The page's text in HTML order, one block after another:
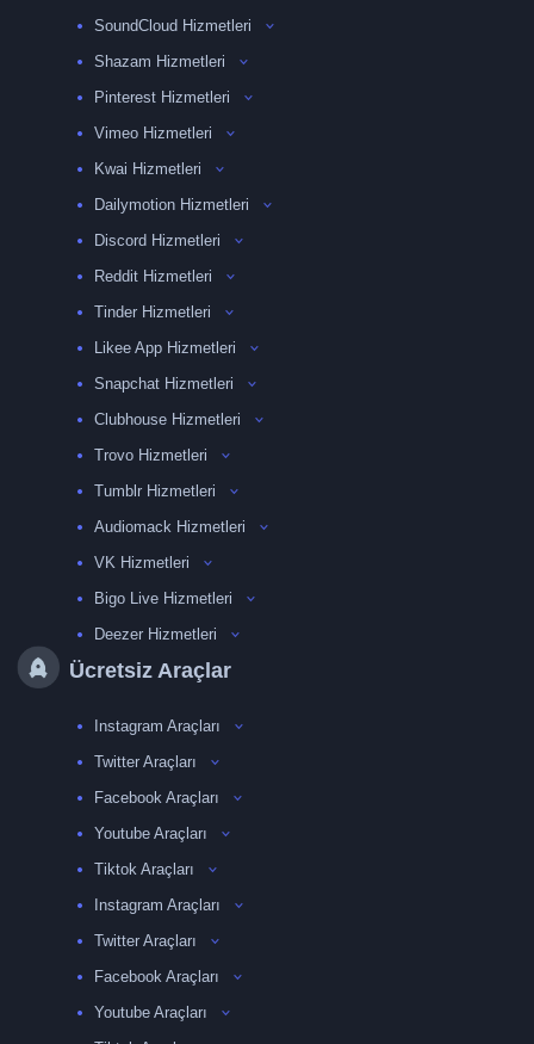
SoundCloud Hizmetleri
Shazam Hizmetleri
Pinterest Hizmetleri
Vimeo Hizmetleri
Kwai Hizmetleri
Dailymotion Hizmetleri
Discord Hizmetleri
Reddit Hizmetleri
Tinder Hizmetleri
Likee App Hizmetleri
Snapchat Hizmetleri
Clubhouse Hizmetleri
Trovo Hizmetleri
Tumblr Hizmetleri
Audiomack Hizmetleri
VK Hizmetleri
Bigo Live Hizmetleri
Deezer Hizmetleri
Ücretsiz Araçlar
Instagram Araçları
Twitter Araçları
Facebook Araçları
Youtube Araçları
Tiktok Araçları
Instagram Araçları
Twitter Araçları
Facebook Araçları
Youtube Araçları